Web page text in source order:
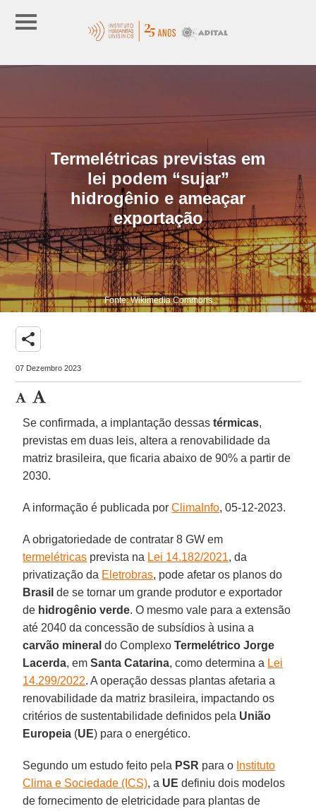
Termelétricas previstas em
lei podem “sujar”
hidrogênio e ameaçar
exportação
Fonte: Wikimedia Commons
share
07 Dezembro 2023
Se confirmada, a implantação dessastérmicas,
previstas em duas leis, altera a renovabilidade da
matriz brasileira, que ficaria abaixo de 90% a partir de
2030.
A informação é publicada porClimaInfo, 05-12-2023.
A obrigatoriedade de contratar 8 GW em
termelétricas prevista na Lei 14.182/2021, da
privatização da Eletrobras, pode afetar os planos do
Brasil de se tornar um grande produtor e exportador
de hidrogênio verde. O mesmo vale para a extensão
até 2040 da concessão de subsídios à usina a
carvão mineral do ComplexoTermelétrico Jorge
Lacerda, emSanta Catarina, como determina a Lei
14.299/2022. A operação dessas plantas afetaria a
renovabilidade da matriz brasileira, impactando os
critérios de sustentabilidade definidos pela União
Europeia (UE) para o energético.
Segundo um estudo feito pela PSR para o Instituto
Clima e Sociedade (ICS), a UE definiu dois modelos
de fornecimento de eletricidade para plantas de